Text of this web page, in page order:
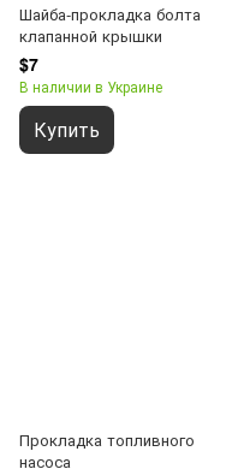
Шайба-прокладка болта
клапанной крышки
$7
В наличии в Украине
Купить
Прокладка топливного
насоса